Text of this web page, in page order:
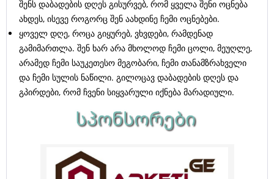
შენს დაბადების დღეს გისურვებ, რომ ყველა შენი ოცნება
ახდეს, ისევე როგორც შენ აახდინე ჩემი ოცნებები.
ყოველ დღე, როცა გიყურებ, ვხვდები, რამდენად
გამიმართლა. შენ ხარ არა მხოლოდ ჩემი ცოლი, მეუღლე,
არამედ ჩემი საუკეთესო მეგობარი, ჩემი თანამზრახველი
და ჩემი სულის ნაწილი. გილოცავ დაბადების დღეს და
გპირდები, რომ ჩვენი სიყვარული იქნება მარადიული.